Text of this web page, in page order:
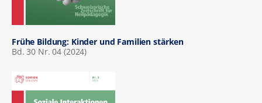
Frühe Bildung: Kinder und Familien stärken
Bd. 30 Nr. 04 (2024)